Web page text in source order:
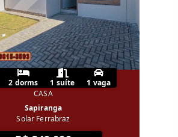
2 dorms 1 suíte
1 vaga
CASA
Sapiranga
Solar Ferrabraz